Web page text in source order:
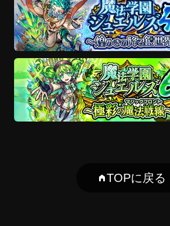
TOPに戻る